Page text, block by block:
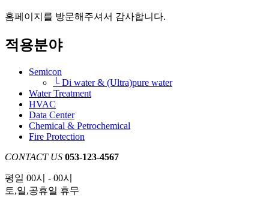
홈페이지를 방문해주셔서 감사합니다.
적용분야
Semicon
└ Di water & (Ultra)pure water
Water Treatment
HVAC
Data Center
Chemical & Petrochemical
Fire Protection
CONTACT US 053-123-4567
평일 00시 - 00시
토,일,공휴일 휴무